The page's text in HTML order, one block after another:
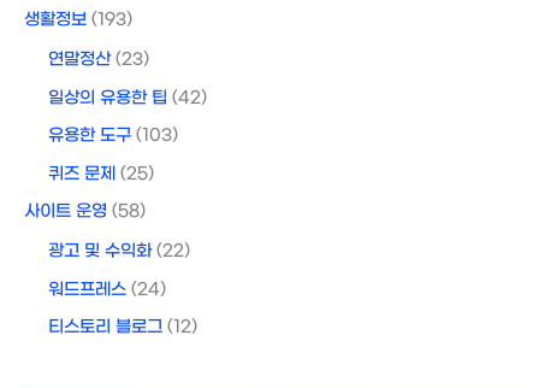
생활정보 (193)
연말정산(23)
일상의 유용한 팁 (42)
유용한 도구 (103)
퀴즈 문제 (25)
사이트 운영 (58)
광고 및 수익화(22)
워드프레스 (24)
티스토리 블로그 (12)